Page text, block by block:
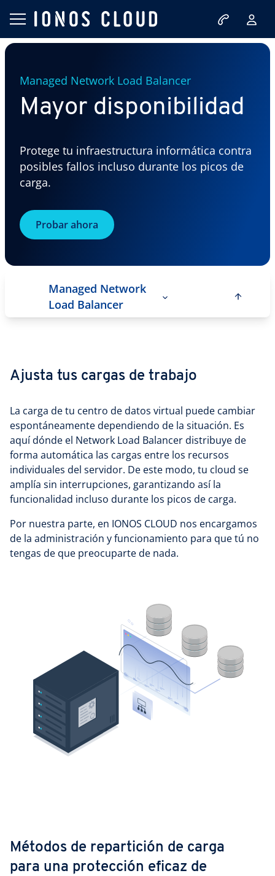
Managed Network Load Balancer
Mayor disponibilidad
Protege tu infraestructura informática contra
posibles fallos incluso durante los picos de
carga.
Probar ahora
Managed Network
Load Balancer
Ajusta tus cargas de trabajo
La carga de tu centro de datos virtual puede cambiar
espontáneamente dependiendo de la situación. Es
aquí dónde el Network Load Balancer distribuye de
forma automática las cargas entre los recursos
individuales del servidor. De este modo, tu cloud se
amplía sin interrupciones, garantizando así la
funcionalidad incluso durante los picos de carga.
Por nuestra parte, en IONOS CLOUD nos encargamos
de la administración y funcionamiento para que tú no
tengas de que preocuparte de nada.
Métodos de repartición de carga
para una protección eficaz de